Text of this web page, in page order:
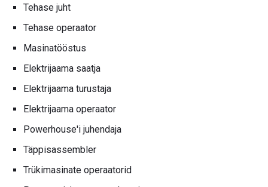
Tehase juht
Tehase operaator
Masinatööstus
Elektrijaama saatja
Elektrijaama turustaja
Elektrijaama operaator
Powerhouse'i juhendaja
Täppisassembler
Trükimasinate operaatorid